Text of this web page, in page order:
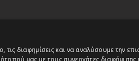
διαφημίσεις και να αναλύσουμε την
μας με τους συνεργάτες διαφήμισης